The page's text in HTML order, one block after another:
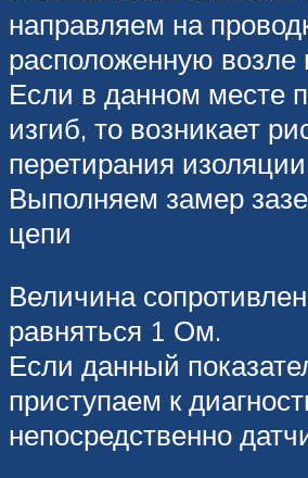
направляем на
расположенную возле
Если в данном месте
изгиб, то возникает
перетирания
Выполняем замер
цепи
Величина
равняться 1 Ом.
Если данный
приступаем к
непосредственно